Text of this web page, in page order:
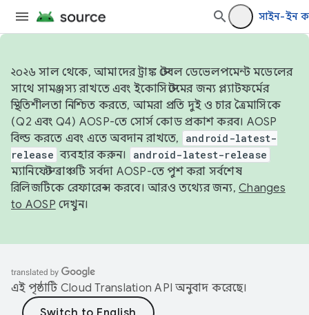
সাইন-ইন
২০২৬ সাল থেকে, আমাদের ট্রাঙ্ক স্টেবল ডেভেলপমেন্ট মডেলের
সাথে সামঞ্জস্য রাখতে এবং ইকোসিস্টেমের জন্য প্ল্যাটফর্মের
স্থিতিশীলতা নিশ্চিত করতে, আমরা প্রতি দুই ও চার ত্রৈমাসিকে
(Q2 এবং Q4) AOSP-তে সোর্স কোড প্রকাশ করব। AOSP
বিল্ড করতে এবং এতে অবদান রাখতে,
android-latest-
release ব্যবহার করুন। android-latest-release
ম্যানিফেস্ট ব্রাঞ্চটি সর্বদা AOSP-তে পুশ করা সর্বশেষ
রিলিজটিকে রেফারেন্স করবে। আরও তথ্যের জন্য, Changes
to AOSP দেখুন।
এই পৃষ্ঠাটি Cloud Translation API অনুবাদ করেছে।